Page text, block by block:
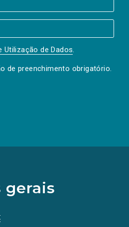
Utilização de Dados.
de preenchimento obrigatório.
gerais